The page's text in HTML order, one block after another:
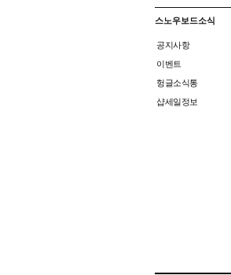
스노우보드소식
공지사항
이벤트
헝글소식통
샵세일정보